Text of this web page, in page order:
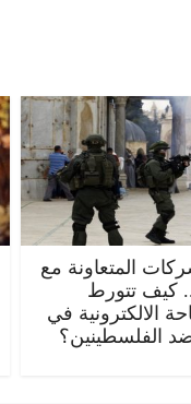
المتعاونة مع
كيف تتورط
الالكترونية في
الفلسطينين؟